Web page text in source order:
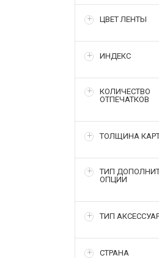
ЦВЕТ ЛЕНТЫ
ИНДЕКС
КОЛИЧЕСТВО
ОТПЕЧАТКОВ
ТОЛЩИНА
ТИП
ОПЦИИ
ТИП
СТРАНА